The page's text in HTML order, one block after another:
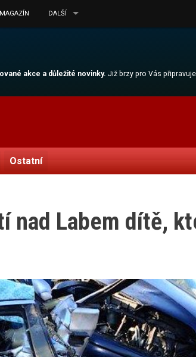
akce a důležité novinky.Již brzy pro Vás
MAGAZÍN DALŠÍ
Ostatní
nad Labem dítě,